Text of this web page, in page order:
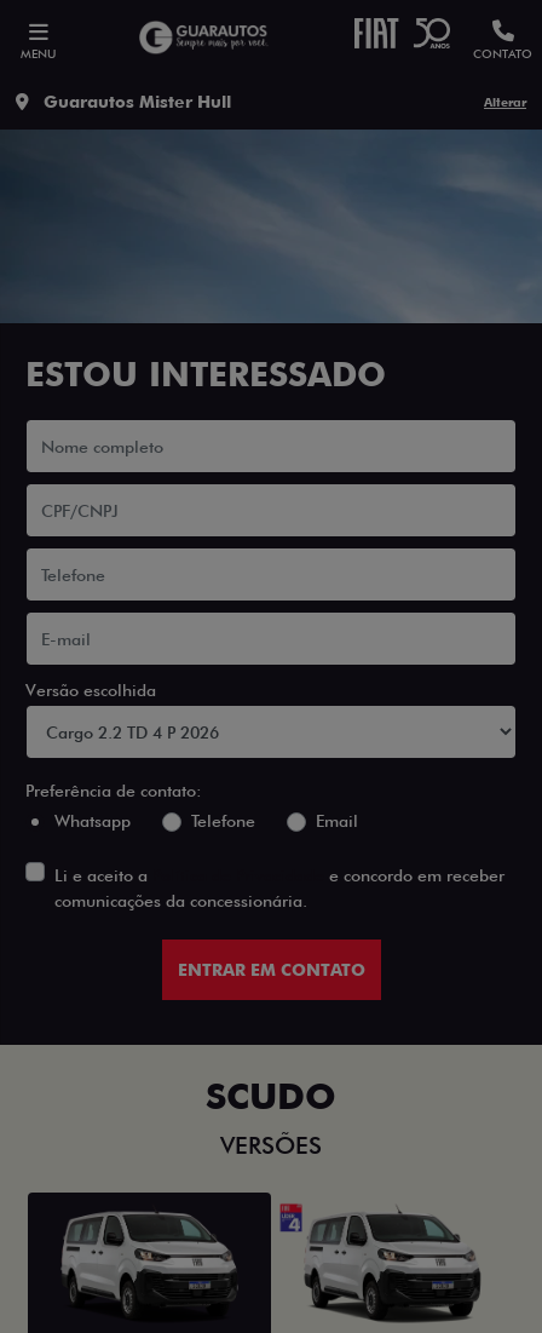
MENU CONTATO
Guarautos Mister Hull Alterar
ESTOU INTERESSADO
Versão escolhida
Preferência de contato:
Whatsapp
Telefone Email
Li e aceito a
e concordo em receber
comunicações da concessionária.
ENTRAR EM CONTATO
SCUDO
VERSÕES